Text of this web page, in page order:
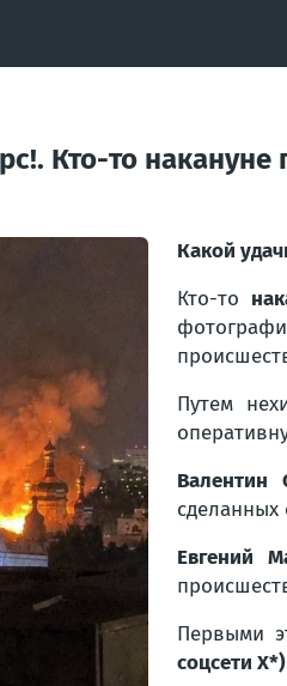
Кто-то
Какой
Кто-то
Путем
Валентин
сделанных
Евгений
Первыми
соцсети